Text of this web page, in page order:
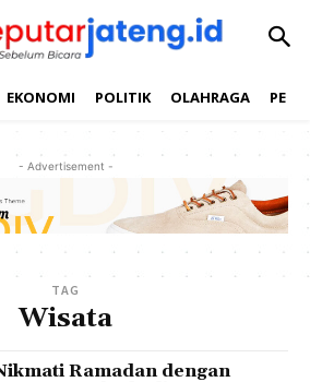
EKONOMI POLITIK OLAHRAGA
- Advertisement -
TAG
Wisata
Ramadan dengan